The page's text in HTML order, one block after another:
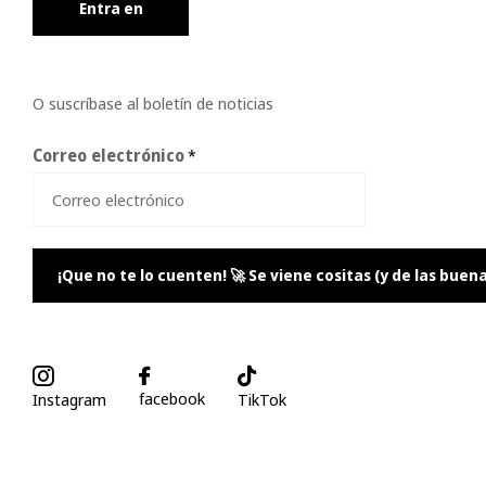
Entra en
O suscríbase al boletín de noticias
Correo electrónico*
¡Que no te lo cuenten! 🚀 Se viene cositas (y de las
Instagram facebook TikTok